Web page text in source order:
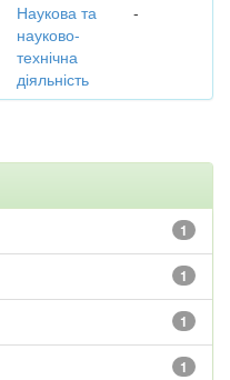
Наукова та
науково-
технічна
діяльність
-
1
1
1
1